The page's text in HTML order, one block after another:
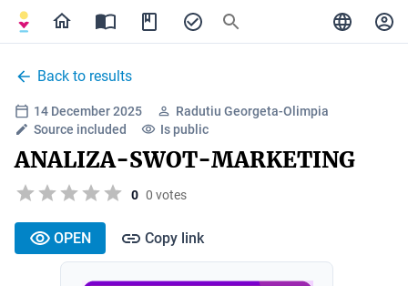
Back to results
14 December 2025
Radutiu Georgeta-Olimpia
Source included
Is public
ANALIZA-SWOT-MARKETING
0 0 votes
OPEN Copy link